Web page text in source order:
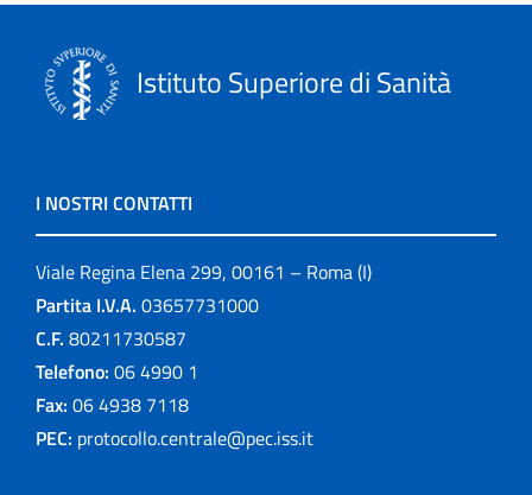
Istituto Superiore di Sanità
I NOSTRI CONTATTI
Viale Regina Elena 299, 00161 – Roma (I)
Partita I.V.A. 03657731000
C.F. 80211730587
Telefono: 06 4990 1
Fax: 06 4938 7118
PEC: protocollo.centrale@pec.iss.it